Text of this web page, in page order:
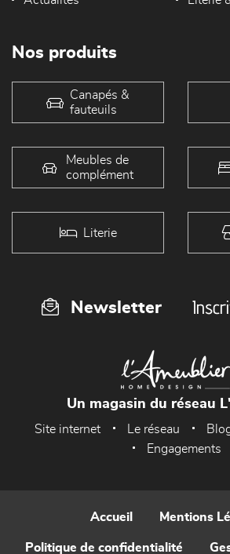
Nos produits
Canapés &
fauteuils
Meubles de
complément
Literie
Newsletter
Un magasin du réseau
Site internet Le réseau
Engagements
Accueil Mentions
Politique de confidentialité